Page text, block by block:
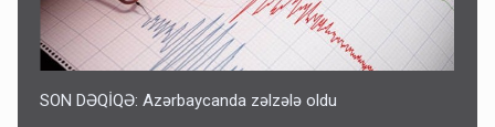
Bu şəxslərin müavinəti LƏĞV EDİLƏCƏK
11:46
SON DƏQİQƏ: Azərbaycanda zəlzələ oldu